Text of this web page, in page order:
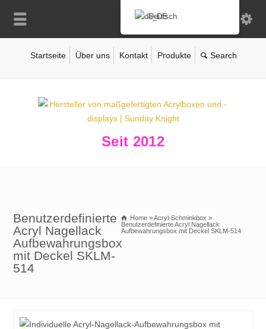
Startseite Über uns Kontakt Produkte
Seit 2012
Benutzerdefinierte
Acryl Nagellack
Aufbewahrungsbox
mit Deckel SKLM-
514
Home »Acryl-Schminkbox »
Benutzerdefinierte Acryl Nagellack
Aufbewahrungsbox mit Deckel SKLM-514
Deutsch